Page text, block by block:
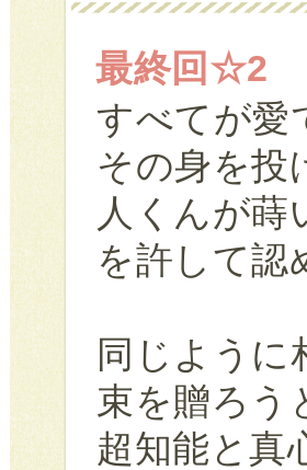
最終回☆2
すべてが愛
その身を投
人くんが
を許して認
同じように
束を贈ろう
超知能と真